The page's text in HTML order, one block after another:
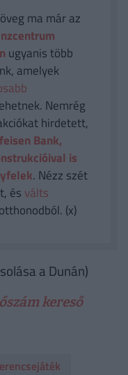
ma már az
ugyanis több
amelyek
Nemrég
hirdetett,
Bank,
is
. Nézz szét
és válts
(x)
a Dunán)
kereső